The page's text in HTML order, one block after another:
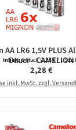
LR6 1,5V PLUS
Dauer - CAMELION
Inhalt:6 Stück(0,38 € / 1
Regulärer
2,28 €
inkl. MwSt. zzgl.